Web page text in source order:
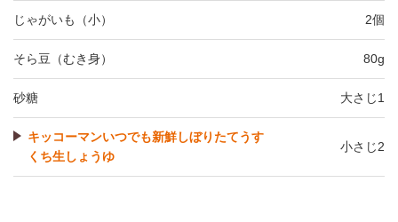
じゃがいも（小） 2個
そら豆（むき身） 80g
砂糖 大さじ1
キッコーマンいつでも新鮮しぼりたてうす
くち生しょうゆ
小さじ2